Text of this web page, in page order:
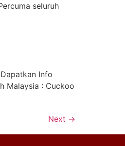
seluruh
Info
Malaysia : Cuckoo
Next →